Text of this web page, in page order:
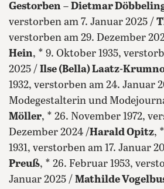
Gestorben – Dietmar
verstorben am 7. Januar 2025 /
verstorben am 29. Dezember
Hein, * 9. Oktober 1935,
2025 / Ilse (Bella) Laatz-
1932, verstorben am 24. Januar
Modegestalterin und
Möller, * 26. November 1972,
Dezember 2024 /Harald Opitz,
1931, verstorben am 17. Januar
Preuß, * 26. Februar 1953,
Januar 2025 / Mathilde